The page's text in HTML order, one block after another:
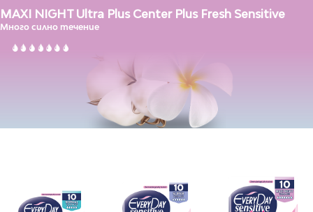
MAXI NIGHT Ultra Plus Center Plus Fresh Sensitive
Много силно течение